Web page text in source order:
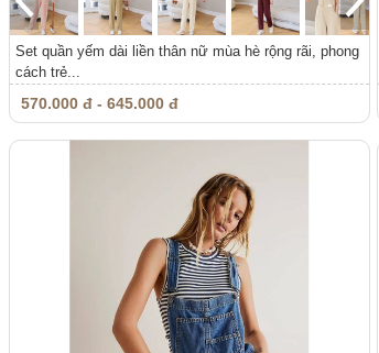
Set quần yếm dài liền thân nữ mùa hè rộng rãi, phong
cách trẻ...
570.000 đ - 645.000 đ